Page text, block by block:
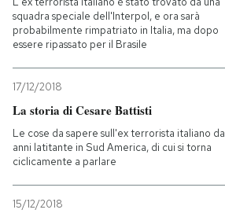
squadra speciale dell'Interpol, e ora sarà
probabilmente rimpatriato in Italia, ma dopo
essere ripassato per il Brasile
17/12/2018
La storia di Cesare Battisti
Le cose da sapere sull'ex terrorista italiano da
anni latitante in Sud America, di cui si torna
ciclicamente a parlare
15/12/2018